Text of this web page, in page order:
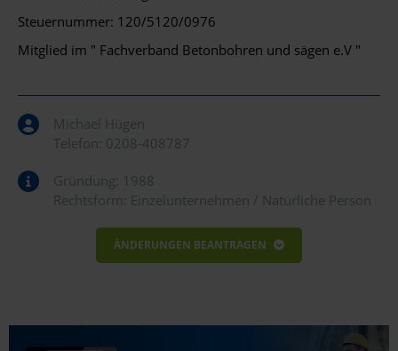
Steuernummer: 120/5120/0976
Mitglied im " Fachverband Betonbohren und sägen e.V "
Michael Hügen
Telefon: 0208-408787
Gründung: 1988
Rechtsform: Einzelunternehmen / Natürliche Person
ÄNDERUNGEN BEANTRAGEN
Bitte geben sie nachfolgend die Informationen